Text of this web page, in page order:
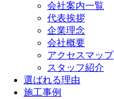
会社案内一覧
代表挨拶
企業理念
会社概要
アクセスマップ
スタッフ紹介
選ばれる理由
施工事例